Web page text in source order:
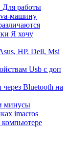
Для работы
машину
Я хочу
HP, Dell, Msi
Usb с доп
Bluetooth на
минусы
imacros
компьютере